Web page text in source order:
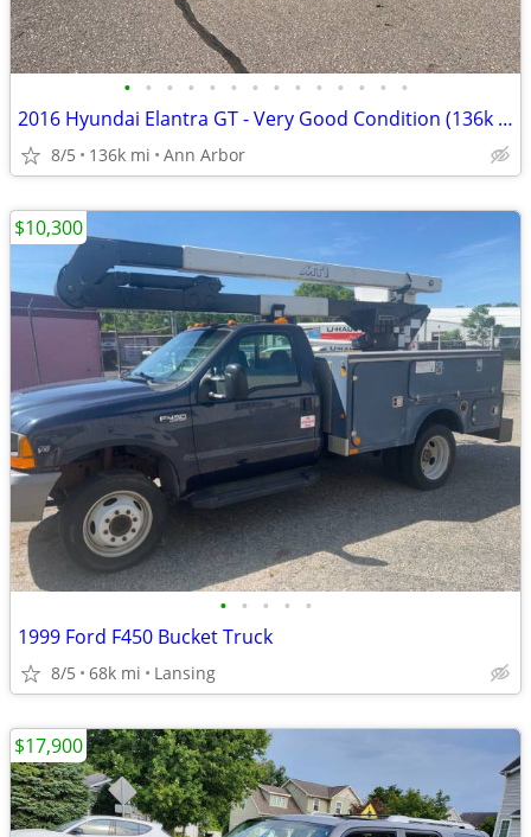
• • • • • • • • • • • • • •
2016 Hyundai Elantra GT - Very Good Condition (136k Miles)
8/5 136k mi Ann Arbor
• • • • •
1999 Ford F450 Bucket Truck
8/5 68k mi Lansing
$10,300
$17,900